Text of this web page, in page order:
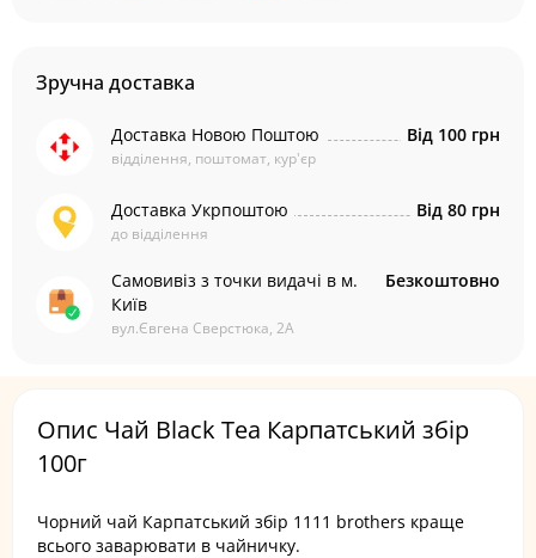
Зручна доставка
Доставка Новою Поштою
відділення, поштомат, кур'єр
Від 100 грн
Доставка Укрпоштою
до відділення
Від 80 грн
Самовивіз з точки видачі в м.
Київ
вул.Євгена Сверстюка, 2А
Безкоштовно
Опис Чай Black Tea Карпатський збір
100г
Чорний чай Карпатський збір 1111 brothers краще
всього заварювати в чайничку.